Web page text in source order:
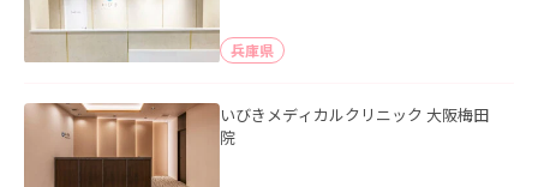
兵庫県
いびきメディカルクリニック 大阪梅田
院